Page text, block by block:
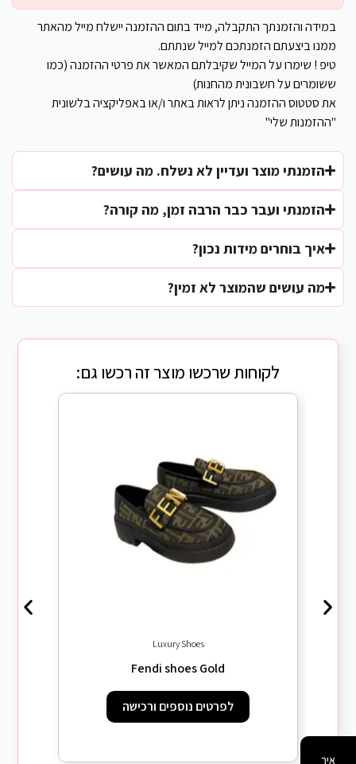
במידה והזמנתך התקבלה, מייד בתום ההזמנה יישלח מייל מהאתר
ממנו ביצעתם הזמנתכם למייל שנתתם.
טיפ ! שימרו על המייל שקיבלתם המאשר את פרטי ההזמנה (כמו
ששומרים על חשבונית מהחנות)
את סטטוס ההזמנה ניתן לראות באתר ו/או באפליקציה בלשונית
"ההזמנות שלי"
הזמנתי מוצר ועדיין לא נשלח. מה עושים?
הזמנתי ועבר כבר הרבה זמן, מה קורה?
איך בוחרים מידות נכון?
מה עושים שהמוצר לא זמין?
לקוחות שרכשו מוצר זה רכשו גם:
Luxury Shoes
Fendi shoes Gold
לפרטים נוספים ורכישה
איך